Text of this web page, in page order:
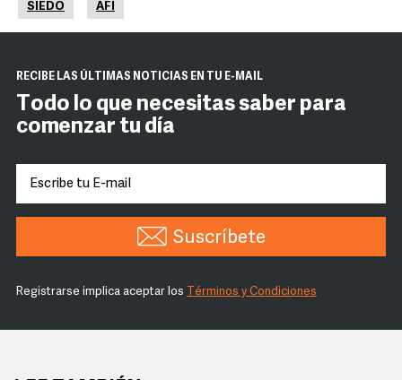
SIEDO AFI
RECIBE LAS ÚLTIMAS NOTICIAS EN TU E-MAIL
Todo lo que necesitas saber para
comenzar tu día
Suscríbete
Registrarse implica aceptar los Términos y Condiciones